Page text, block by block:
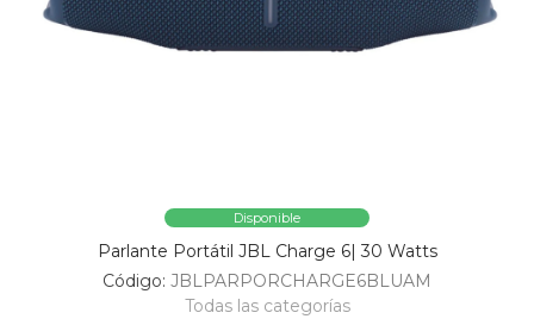
Disponible
Parlante Portátil JBL Charge 6| 30 Watts
Código: JBLPARPORCHARGE6BLUAM
Todas las categorías